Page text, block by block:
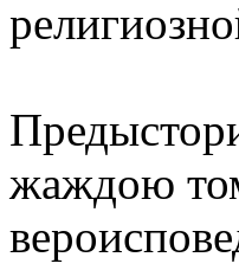
жаждою